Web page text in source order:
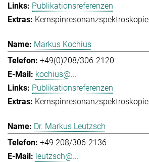
Publikationsreferenzen
Kernspinresonanzspektroskopie
Markus Kochius
+49(0)208/306-2120
kochius@...
Publikationsreferenzen
Kernspinresonanzspektroskopie
Dr. Markus Leutzsch
+49 208/306-2136
leutzsch@...